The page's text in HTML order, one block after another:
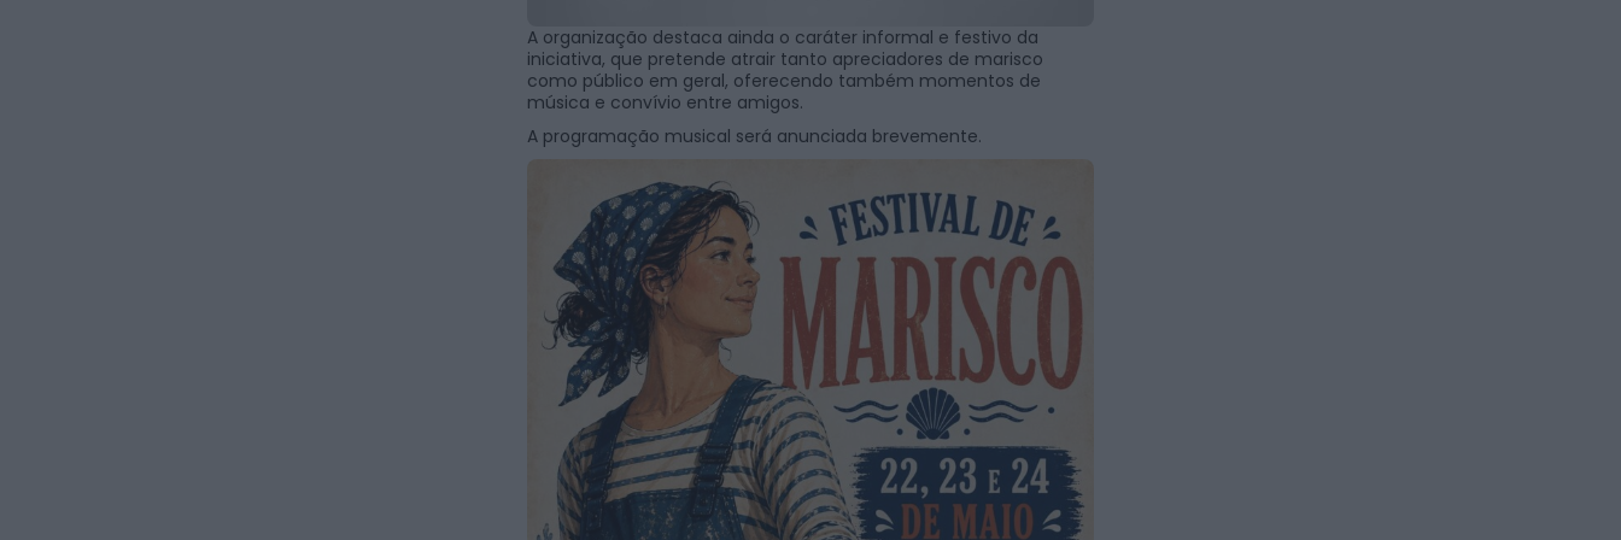
A organização destaca ainda o caráter informal e festivo da
iniciativa, que pretende atrair tanto apreciadores de marisco
como público em geral, oferecendo também momentos de
música e convívio entre amigos.
A programação musical será anunciada brevemente.